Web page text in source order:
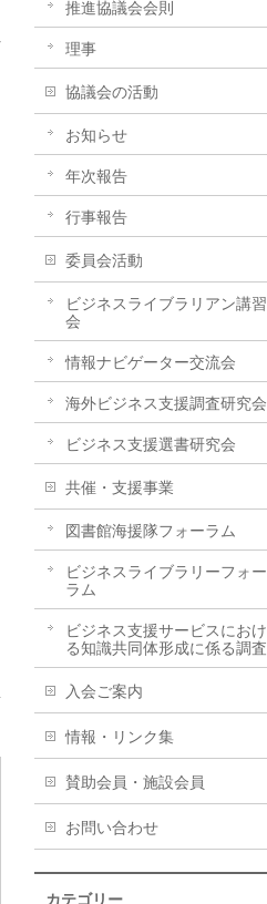
推進協議会会則
理事
協議会の活動
お知らせ
年次報告
行事報告
委員会活動
ビジネスライブラリアン講習
会
情報ナビゲーター交流会
海外ビジネス支援調査研究会
ビジネス支援選書研究会
共催・支援事業
図書館海援隊フォーラム
ビジネスライブラリーフォー
ラム
ビジネス支援サービスにおけ
る知識共同体形成に係る調査
入会ご案内
情報・リンク集
賛助会員・施設会員
お問い合わせ
カテゴリー